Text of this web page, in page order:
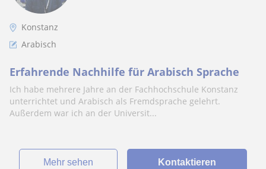
Konstanz
Arabisch
Erfahrende Nachhilfe für Arabisch Sprache
Ich habe mehrere Jahre an der Fachhochschule Konstanz
unterrichtet und Arabisch als Fremdsprache gelehrt.
Außerdem war ich an der Universit...
Mehr sehen Kontaktieren